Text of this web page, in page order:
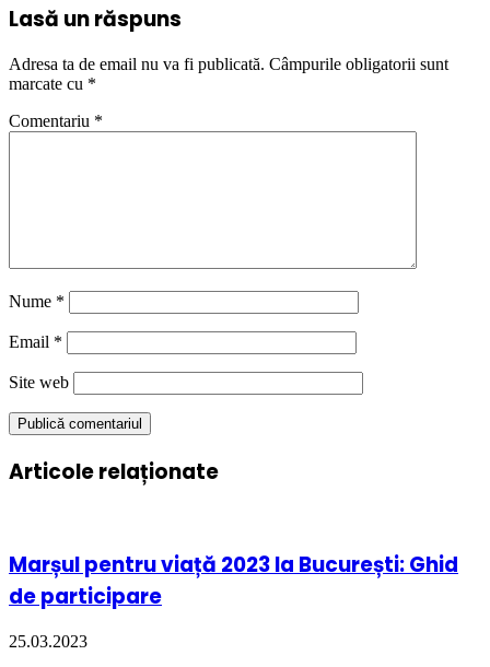
Lasă un răspuns
Adresa ta de email nu va fi publicată. Câmpurile obligatorii sunt
marcate cu *
Comentariu *
Nume *
Email *
Site web
Articole relaționate
Marșul pentru viață 2023 la București: Ghid
de participare
25.03.2023